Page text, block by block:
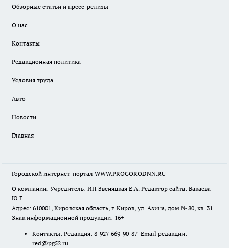
Обзорные статьи и пресс-релизы
О нас
Контакты
Редакционная политика
Условия труда
Авто
Новости
Главная
Городской интернет-портал WWW.PROGORODNN.RU
О компании: Учредитель: ИП Звеняцкая Е.А. Редактор сайта: Бакаева
Ю.Г.
Адрес: 610001, Кировская область, г. Киров, ул. Азина, дом № 80, кв. 31
Знак информационной продукции: 16+
Контакты: Редакция: 8-927-669-90-87 Email редакции:
red@pg52.ru